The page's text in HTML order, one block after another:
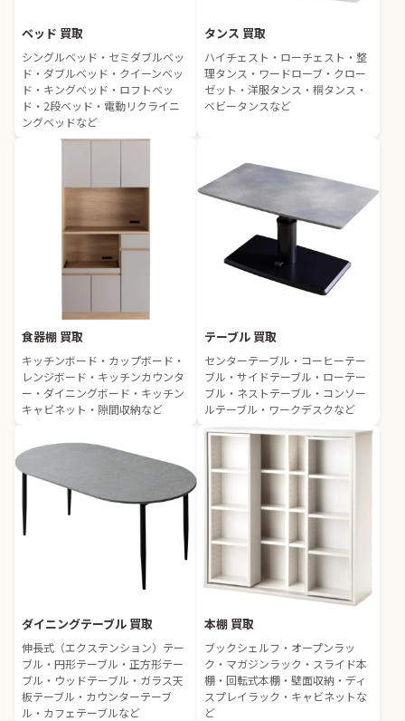
ベッド 買取
シングルベッド・セミダブルベッ
ド・ダブルベッド・クイーンベッ
ド・キングベッド・ロフトベッ
ド・2段ベッド・電動リクライニ
ングベッドなど
タンス 買取
ハイチェスト・ローチェスト・整
理タンス・ワードローブ・クロー
ゼット・洋服タンス・桐タンス・
ベビータンスなど
食器棚 買取
キッチンボード・カップボード・
レンジボード・キッチンカウンタ
ー・ダイニングボード・キッチン
キャビネット・隙間収納など
テーブル 買取
センターテーブル・コーヒーテー
ブル・サイドテーブル・ローテー
ブル・ネストテーブル・コンソー
ルテーブル・ワークデスクなど
ダイニングテーブル 買取
伸長式（エクステンション）テー
ブル・円形テーブル・正方形テー
ブル・ウッドテーブル・ガラス天
板テーブル・カウンターテーブ
ル・カフェテーブルなど
本棚 買取
ブックシェルフ・オープンラッ
ク・マガジンラック・スライド本
棚・回転式本棚・壁面収納・ディ
スプレイラック・キャビネットな
ど